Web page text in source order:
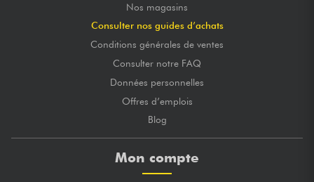
Nos magasins
Consulter nos guides d’achats
Conditions générales de ventes
Consulter notre FAQ
Données personnelles
Offres d’emplois
Blog
Mon compte